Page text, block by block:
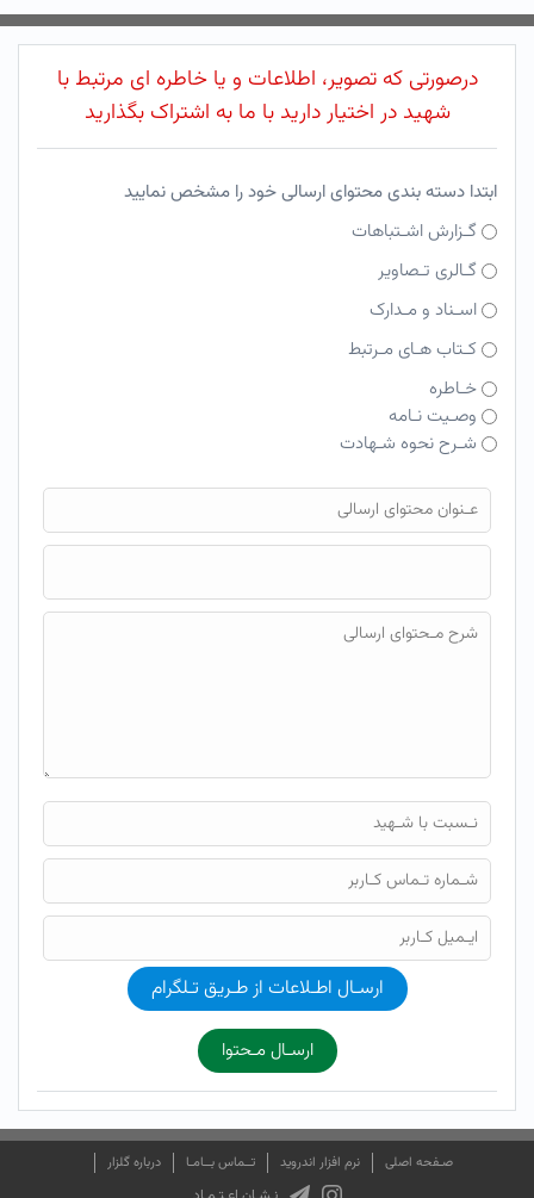
درصورتی که تصویر، اطلاعات و یا خاطره ای مرتبط با
شهید در اختیار دارید با ما به اشتراک بگذارید
ابتدا دسته بندی محتوای ارسالی خود را مشخص نمایید
گـزارش اشـتباهات
گـالری تـصاویر
اسـناد و مـدارک
کـتاب هـای مـرتبط
خـاطره
وصـیت نـامه
شـرح نحوه شـهادت
فایل محتوای ارسالی
ارسـال اطـلاعات از طـریق تـلگرام
ارسـال مـحتوا
صـفحه اصلی نرم افزار اندروید تــماس بــامـا درباره گلزار